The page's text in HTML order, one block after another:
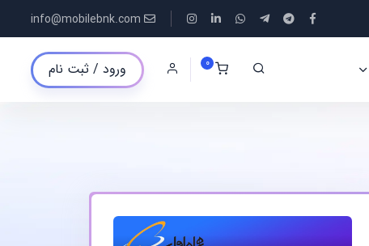
info@mobilebnk.com
0 ورود / ثبت نام